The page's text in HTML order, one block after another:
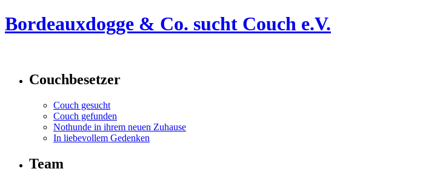
Bordeauxdogge & Co. sucht Couch e.V.
Couchbesetzer
Couch gesucht
Couch gefunden
Nothunde in ihrem neuen Zuhause
In liebevollem Gedenken
Team